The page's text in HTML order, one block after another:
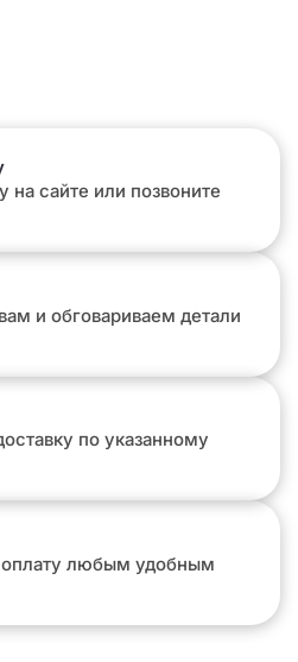
на сайте или позвоните
и обговариваем детали
по указанному
оплату любым удобным